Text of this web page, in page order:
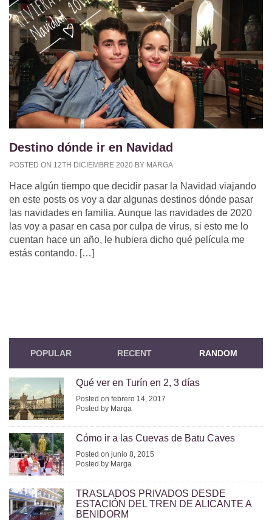
Destino dónde ir en Navidad
POSTED ON 12TH DICIEMBRE 2020 BY MARGA
Hace algún tiempo que decidir pasar la Navidad viajando
en este posts os voy a dar algunas destinos dónde pasar
las navidades en familia. Aunque las navidades de 2020
las voy a pasar en casa por culpa de virus, si esto me lo
cuentan hace un año, le hubiera dicho qué película me
estás contando. […]
POPULAR RECENT RANDOM
Qué ver en Turín en 2, 3 días
Posted on febrero 14, 2017
Posted by Marga
Cómo ir a las Cuevas de Batu Caves
Posted on junio 8, 2015
Posted by Marga
TRASLADOS PRIVADOS DESDE
ESTACIÓN DEL TREN DE ALICANTE A
BENIDORM